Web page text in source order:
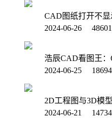
CAD图纸打开不显
2024-06-26
浩辰CAD看图王
2024-06-25
2D工程图与3D模
2024-06-21